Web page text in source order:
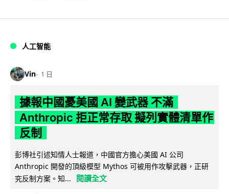
人工智能
Vin 1 日
據報中國憂美國 AI 變武器 不滿
Anthropic 拒正常存取 擬列實體清單作
反制
彭博社引述知情人士報道，中國官方擔心美國 AI 公司
Anthropic 開發的頂級模型 Mythos 可被用作攻擊武器，正研
究反制方案。知...
閱讀全文